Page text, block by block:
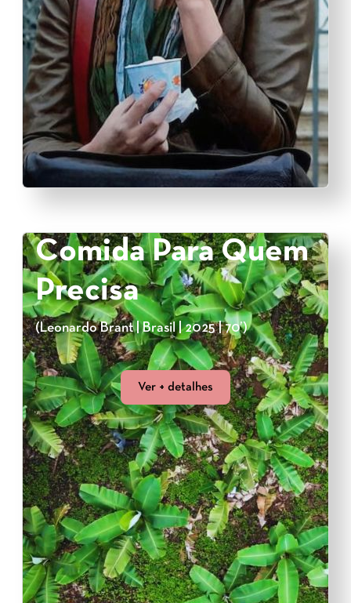
Comida Para Quem
Precisa
(Leonardo Brant | Brasil | 2025 | 70’)
Ver + detalhes